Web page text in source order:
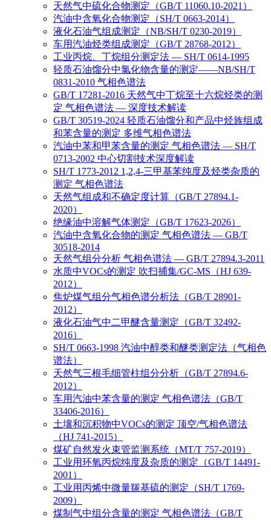
天然气中硫化合物测定（GB/T 11060.10-2021）
汽油中含氧化合物测定（SH/T 0663-2014）
液化石油气组成测定（NB/SH/T 0230-2019）
车用汽油烃类组成测定（GB/T 28768-2012）
工业丙烷、丁烷组分测定法 — SH/T 0614-1995
轻质石油馏分中氯化物含量的测定——NB/SH/T
0831-2010 气相色谱法
GB/T 17281-2016 天然气中丁烷至十六烷烃类的测
定 气相色谱法 — 深度技术解读
GB/T 30519-2024 轻质石油馏分和产品中烃族组成
和苯含量的测定 多维气相色谱法
汽油中苯和甲苯含量的测定 气相色谱法 — SH/T
0713-2002 中心切割技术深度解读
SH/T 1773-2012 1,2,4-三甲基苯纯度及烃类杂质的
测定 气相色谱法
天然气组成和不确定度计算（GB/T 27894.1-
2020）
绝缘油中溶解气体测定（GB/T 17623-2026）
汽油中含氧化合物的测定 气相色谱法 — GB/T
30518-2014
天然气组分分析 气相色谱法 — GB/T 27894.3-2011
水质中VOCs的测定 吹扫捕集/GC-MS（HJ 639-
2012）
焦炉煤气组分气相色谱分析法（GB/T 28901-
2012）
液化石油气中二甲醚含量测定（GB/T 32492-
2016）
SH/T 0663-1998 汽油中醇类和醚类测定法（气相色
谱法）
天然气三根毛细管柱组分分析（GB/T 27894.6-
2012）
车用汽油中苯含量的测定 气相色谱法（GB/T
33406-2016）
土壤和沉积物中VOCs的测定 顶空/气相色谱法
（HJ 741-2015）
煤矿自然发火束管监测系统（MT/T 757-2019）
工业用环氧丙烷纯度及杂质的测定（GB/T 14491-
2001）
工业用丙烯中微量羰基硫的测定（SH/T 1769-
2009）
煤制气中组分含量的测定 气相色谱法（GB/T